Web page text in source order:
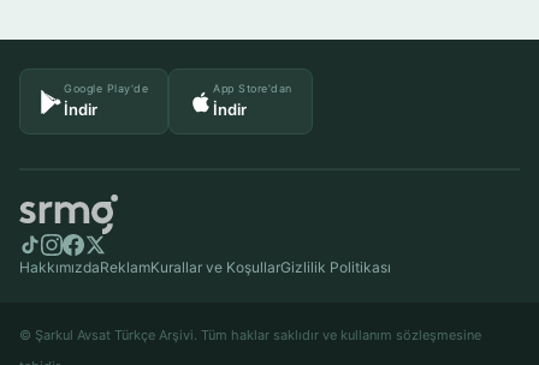
Google Play'de
İndir
App Store'dan
İndir
HakkımızdaReklamKurallar ve KoşullarGizlilik Politikası
© Şarkul Avsat Türkçe Arşivi. Tüm haklar saklıdır ve kullanım sözleşmesine